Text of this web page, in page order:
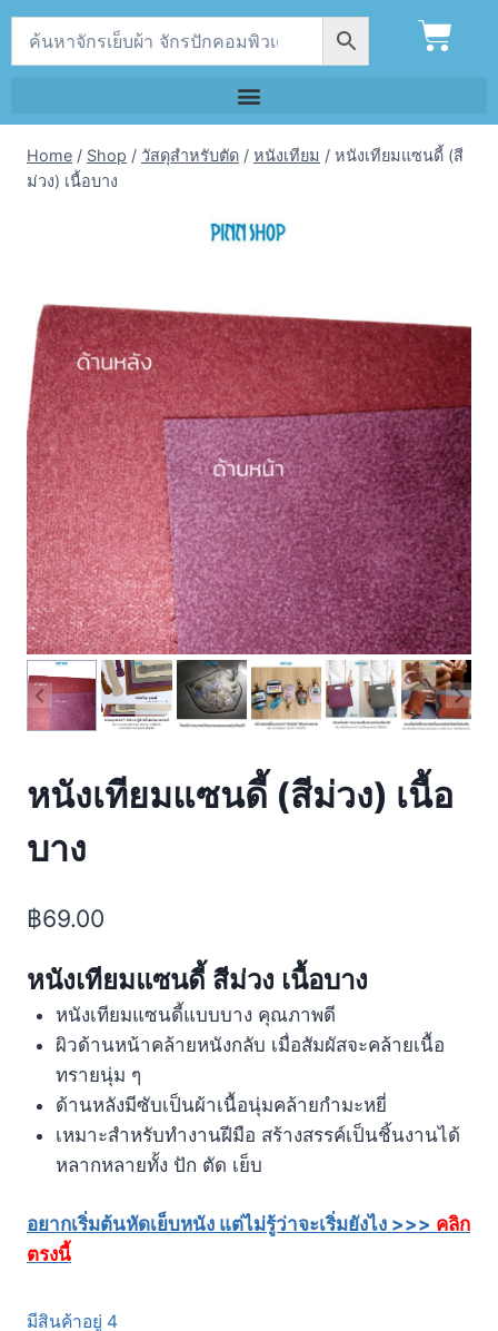
Home / Shop / วัสดุสำหรับตัด / หนังเทียม / หนังเทียมแซนดี้ (สี
ม่วง) เนื้อบาง
หนังเทียมแซนดี้ (สีม่วง) เนื้อ
บาง
฿69.00
หนังเทียมแซนดี้ สีม่วง เนื้อบาง
หนังเทียมแซนดี้แบบบาง คุณภาพดี
ผิวด้านหน้าคล้ายหนังกลับ เมื่อสัมผัสจะคล้ายเนื้อ
ทรายนุ่ม ๆ
ด้านหลังมีซับเป็นผ้าเนื้อนุ่มคล้ายกำมะหยี่
เหมาะสำหรับทำงานฝีมือ สร้างสรรค์เป็นชิ้นงานได้
หลากหลายทั้ง ปัก ตัด เย็บ
อยากเริ่มต้นหัดเย็บหนัง แต่ไม่รู้ว่าจะเริ่มยังไง >>> คลิก
ตรงนี้
มีสินค้าอยู่ 4